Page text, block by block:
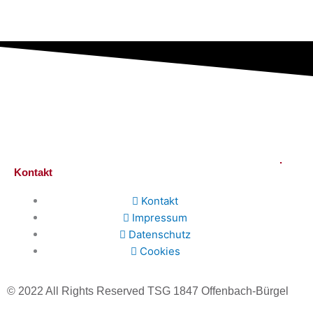
Kontakt
Kontakt
Impressum
Datenschutz
Cookies
.
© 2022 All Rights Reserved TSG 1847 Offenbach-Bürgel